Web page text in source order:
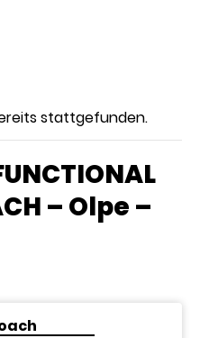
stattgefunden.
– Olpe –